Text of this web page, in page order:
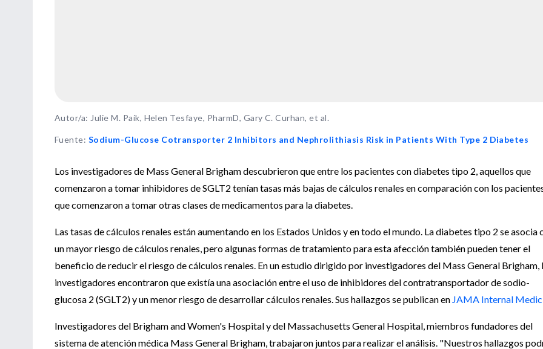
Autor/a: Julie M. Paik, Helen Tesfaye, PharmD, Gary C. Curhan, et al.
Fuente: Sodium-Glucose Cotransporter 2 Inhibitors and Nephrolithiasis Risk in Patients With Type 2 Diabetes
Los investigadores de Mass General Brigham descubrieron que entre los pacientes con diabetes tipo 2, aquellos que
comenzaron a tomar inhibidores de SGLT2 tenían tasas más bajas de cálculos renales en comparación con los
que comenzaron a tomar otras clases de medicamentos para la diabetes.
Las tasas de cálculos renales están aumentando en los Estados Unidos y en todo el mundo. La diabetes tipo 2 se asocia
un mayor riesgo de cálculos renales, pero algunas formas de tratamiento para esta afección también pueden tener el
beneficio de reducir el riesgo de cálculos renales. En un estudio dirigido por investigadores del Mass General Brigham,
investigadores encontraron que existía una asociación entre el uso de inhibidores del contratransportador de sodio-
glucosa 2 (SGLT2) y un menor riesgo de desarrollar cálculos renales. Sus hallazgos se publican en JAMA Internal
Investigadores del Brigham and Women's Hospital y del Massachusetts General Hospital, miembros fundadores del
sistema de atención médica Mass General Brigham, trabajaron juntos para realizar el análisis. "Nuestros hallazgos